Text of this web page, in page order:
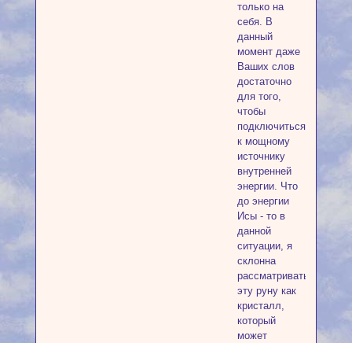
только на
себя. В
данный
момент даже
Ваших слов
достаточно
для того,
чтобы
подключиться
к мощному
источнику
внутренней
энергии. Что
до энергии
Исы - то в
данной
ситуации, я
склонна
рассматривать
эту руну как
кристалл,
который
может